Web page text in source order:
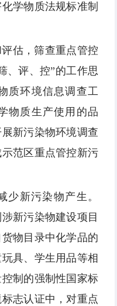
学物质法规标准制
估，筛查重点管控
、评、控”的工作思
质环境信息调查工
物质生产使用的品
新污染物环境调查
范区重点管控新污
少新污染物产生。
新污染物建设项目
物目录中化学品的
具、学生用品等相
制的强制性国家标
志认证中，对重点